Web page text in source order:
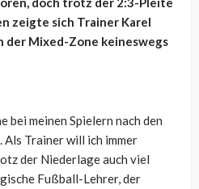
zeigte sich Trainer Karel
der Mixed-Zone keineswegs
bei meinen Spielern nach den
Trainer will ich immer
der Niederlage auch viel
Fußball-Lehrer, der